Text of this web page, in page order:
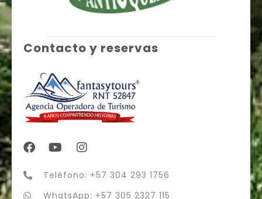
Contacto y reservas
Teléfono: +57 304 293 1756
WhatsApp: +57 305 2327 115